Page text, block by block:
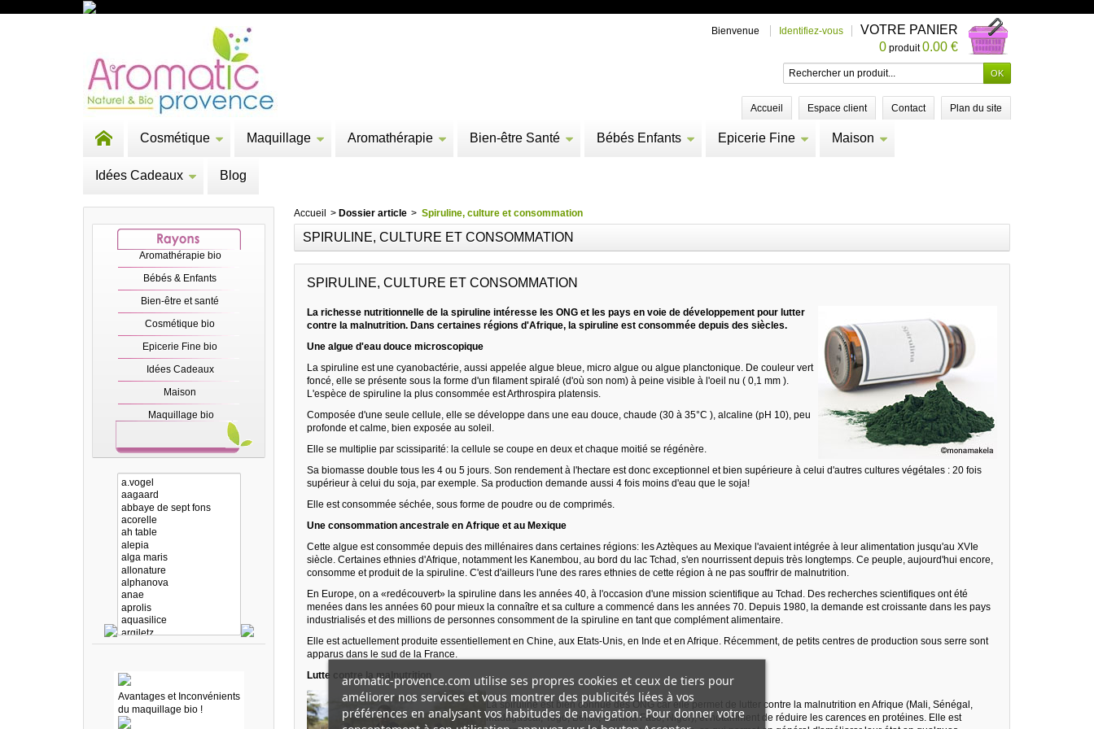
Bienvenue Identifiez-vous
VOTRE PANIER
0 produit0.00 €
Accueil Espace client Contact Plan du site
Cosmétique Maquillage Aromathérapie Bien-être Santé Bébés Enfants Epicerie Fine Maison
Idées Cadeaux Blog
Aromathérapie bio
Bébés & Enfants
Bien-être et santé
Cosmétique bio
Epicerie Fine bio
Idées Cadeaux
Maison
Maquillage bio
Avantages et Inconvénients
du maquillage bio !
Accueil > Dossier article > Spiruline, culture et consommation
SPIRULINE, CULTURE ET CONSOMMATION
SPIRULINE, CULTURE ET CONSOMMATION
La richesse nutritionnelle de la spiruline intéresse les ONG et les pays en voie de développement pour lutter
contre la malnutrition. Dans certaines régions d'Afrique, la spiruline est consommée depuis des siècles.
Une algue d'eau douce microscopique
La spiruline est une cyanobactérie, aussi appelée algue bleue, micro algue ou algue planctonique. De couleur vert
foncé, elle se présente sous la forme d'un filament spiralé (d'où son nom) à peine visible à l'oeil nu ( 0,1 mm ).
L'espèce de spiruline la plus consommée est Arthrospira platensis.
Composée d'une seule cellule, elle se développe dans une eau douce, chaude (30 à 35°C ), alcaline (pH 10), peu
profonde et calme, bien exposée au soleil.
Elle se multiplie par scissiparité: la cellule se coupe en deux et chaque moitié se régénère.
Sa biomasse double tous les 4 ou 5 jours. Son rendement à l'hectare est donc exceptionnel et bien supérieure à celui d'autres cultures végétales : 20 fois
supérieur à celui du soja, par exemple. Sa production demande aussi 4 fois moins d'eau que le soja!
Elle est consommée séchée, sous forme de poudre ou de comprimés.
Une consommation ancestrale en Afrique et au Mexique
Cette algue est consommée depuis des millénaires dans certaines régions: les Aztèques au Mexique l'avaient intégrée à leur alimentation jusqu'au XVIe
siècle. Certaines ethnies d'Afrique, notamment les Kanembou, au bord du lac Tchad, s'en nourrissent depuis très longtemps. Ce peuple, aujourd'hui encore,
consomme et produit de la spiruline. C'est d'ailleurs l'une des rares ethnies de cette région à ne pas souffrir de malnutrition.
En Europe, on a «redécouvert» la spiruline dans les années 40, à l'occasion d'une mission scientifique au Tchad. Des recherches scientifiques ont été
menées dans les années 60 pour mieux la connaître et sa culture a commencé dans les années 70. Depuis 1980, la demande est croissante dans les pays
industrialisés et des millions de personnes consomment de la spiruline en tant que complément alimentaire.
Elle est actuellement produite essentiellement en Chine, aux Etats-Unis, en Inde et en Afrique. Récemment, de petits centres de production sous serre sont
apparus dans le sud de la France.
Lutte contre la malnutrition
La spiruline est bien connue des ONG car elle permet de lutter contre la malnutrition en Afrique (Mali, Sénégal,
Madagascar, Togo, Bénin, Burkina Faso, Niger), et notamment de réduire les carences en protéines. Elle est
aromatic-provence.com utilise ses propres cookies et ceux de tiers pour
améliorer nos services et vous montrer des publicités liées à vos
préférences en analysant vos habitudes de navigation. Pour donner votre